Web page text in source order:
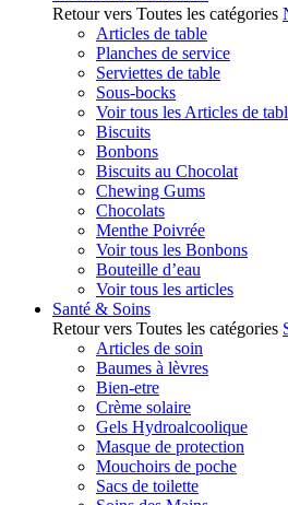
Retour vers Toutes les catégories
Articles de table
Planches de service
Serviettes de table
Sous-bocks
Voir tous les Articles de
Biscuits
Bonbons
Biscuits au Chocolat
Chewing Gums
Chocolats
Menthe Poivrée
Voir tous les Bonbons
Bouteille d’eau
Voir tous les articles
Santé & Soins
Retour vers Toutes les catégories
Articles de soin
Baumes à lèvres
Bien-etre
Crème solaire
Gels Hydroalcoolique
Masque de protection
Mouchoirs de poche
Sacs de toilette